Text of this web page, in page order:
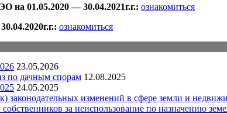
на 01.05.2020 — 30.04.2021г.г.: ознакомиться
ознакомиться
23.05.2026
по дачным спорам 12.08.2025
24.05.2025
законодательных изменений в сфере земли и
за неиспользование по назначению